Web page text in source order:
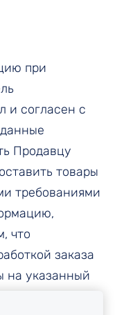
при
и согласен с
Продавцу
товары
требованиями
что
заказа
на указанный